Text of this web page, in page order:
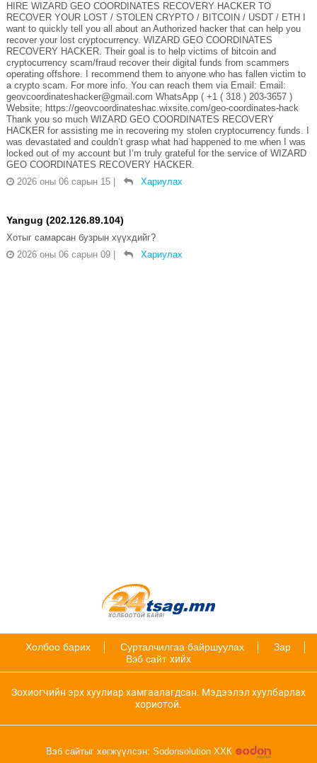
HIRE WIZARD GEO COORDINATES RECOVERY HACKER TO
RECOVER YOUR LOST / STOLEN CRYPTO / BITCOIN / USDT / ETH I
want to quickly tell you all about an Authorized hacker that can help you
recover your lost cryptocurrency. WIZARD GEO COORDINATES
RECOVERY HACKER. Their goal is to help victims of bitcoin and
cryptocurrency scam/fraud recover their digital funds from scammers
operating offshore. I recommend them to anyone who has fallen victim to
a crypto scam. For more info. You can reach them via Email: Email:
geovcoordinateshacker@gmail.com WhatsApp ( +1 ( 318 ) 203-3657 )
Website; https://geovcoordinateshac.wixsite.com/geo-coordinates-hack
Thank you so much WIZARD GEO COORDINATES RECOVERY
HACKER for assisting me in recovering my stolen cryptocurrency funds. I
was devastated and couldn’t grasp what had happened to me when I was
locked out of my account but I’m truly grateful for the service of WIZARD
GEO COORDINATES RECOVERY HACKER.
2026 оны 06 сарын 15
Хариулах
Yangug (202.126.89.104)
Хотыг самарсан бузрын хүүхдийг?
2026 оны 06 сарын 09
Хариулах
Холбоо барих Сурталчилгаа байршуулах
Зар
Вэб сайт хийх
Зохиогчийн эрх хуулиар хамгаалагдсан. Мэдээлэл хуулбарлах
хориотой.
Вэб сайтыг хөгжүүлсэн: Sodonsolution ХХК